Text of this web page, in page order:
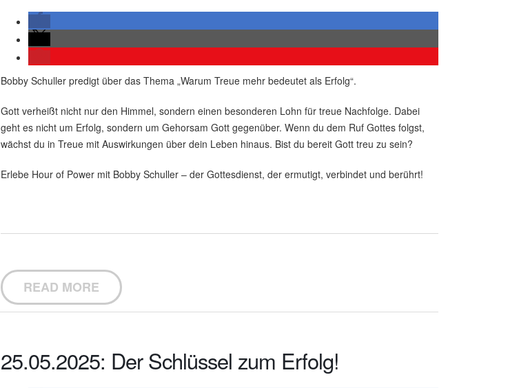
Bobby Schuller predigt über das Thema „Warum Treue mehr bedeutet als Erfolg“.
Gott verheißt nicht nur den Himmel, sondern einen besonderen Lohn für treue Nachfolge. Dabei
geht es nicht um Erfolg, sondern um Gehorsam Gott gegenüber. Wenn du dem Ruf Gottes folgst,
wächst du in Treue mit Auswirkungen über dein Leben hinaus. Bist du bereit Gott treu zu sein?
Erlebe Hour of Power mit Bobby Schuller – der Gottesdienst, der ermutigt, verbindet und berührt!
READ MORE
25.05.2025: Der Schlüssel zum Erfolg!